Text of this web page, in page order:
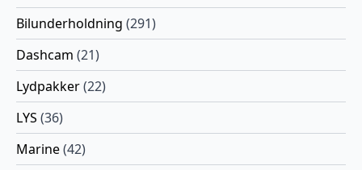
Bilunderholdning (291)
Dashcam (21)
Lydpakker(22)
LYS (36)
Marine(42)